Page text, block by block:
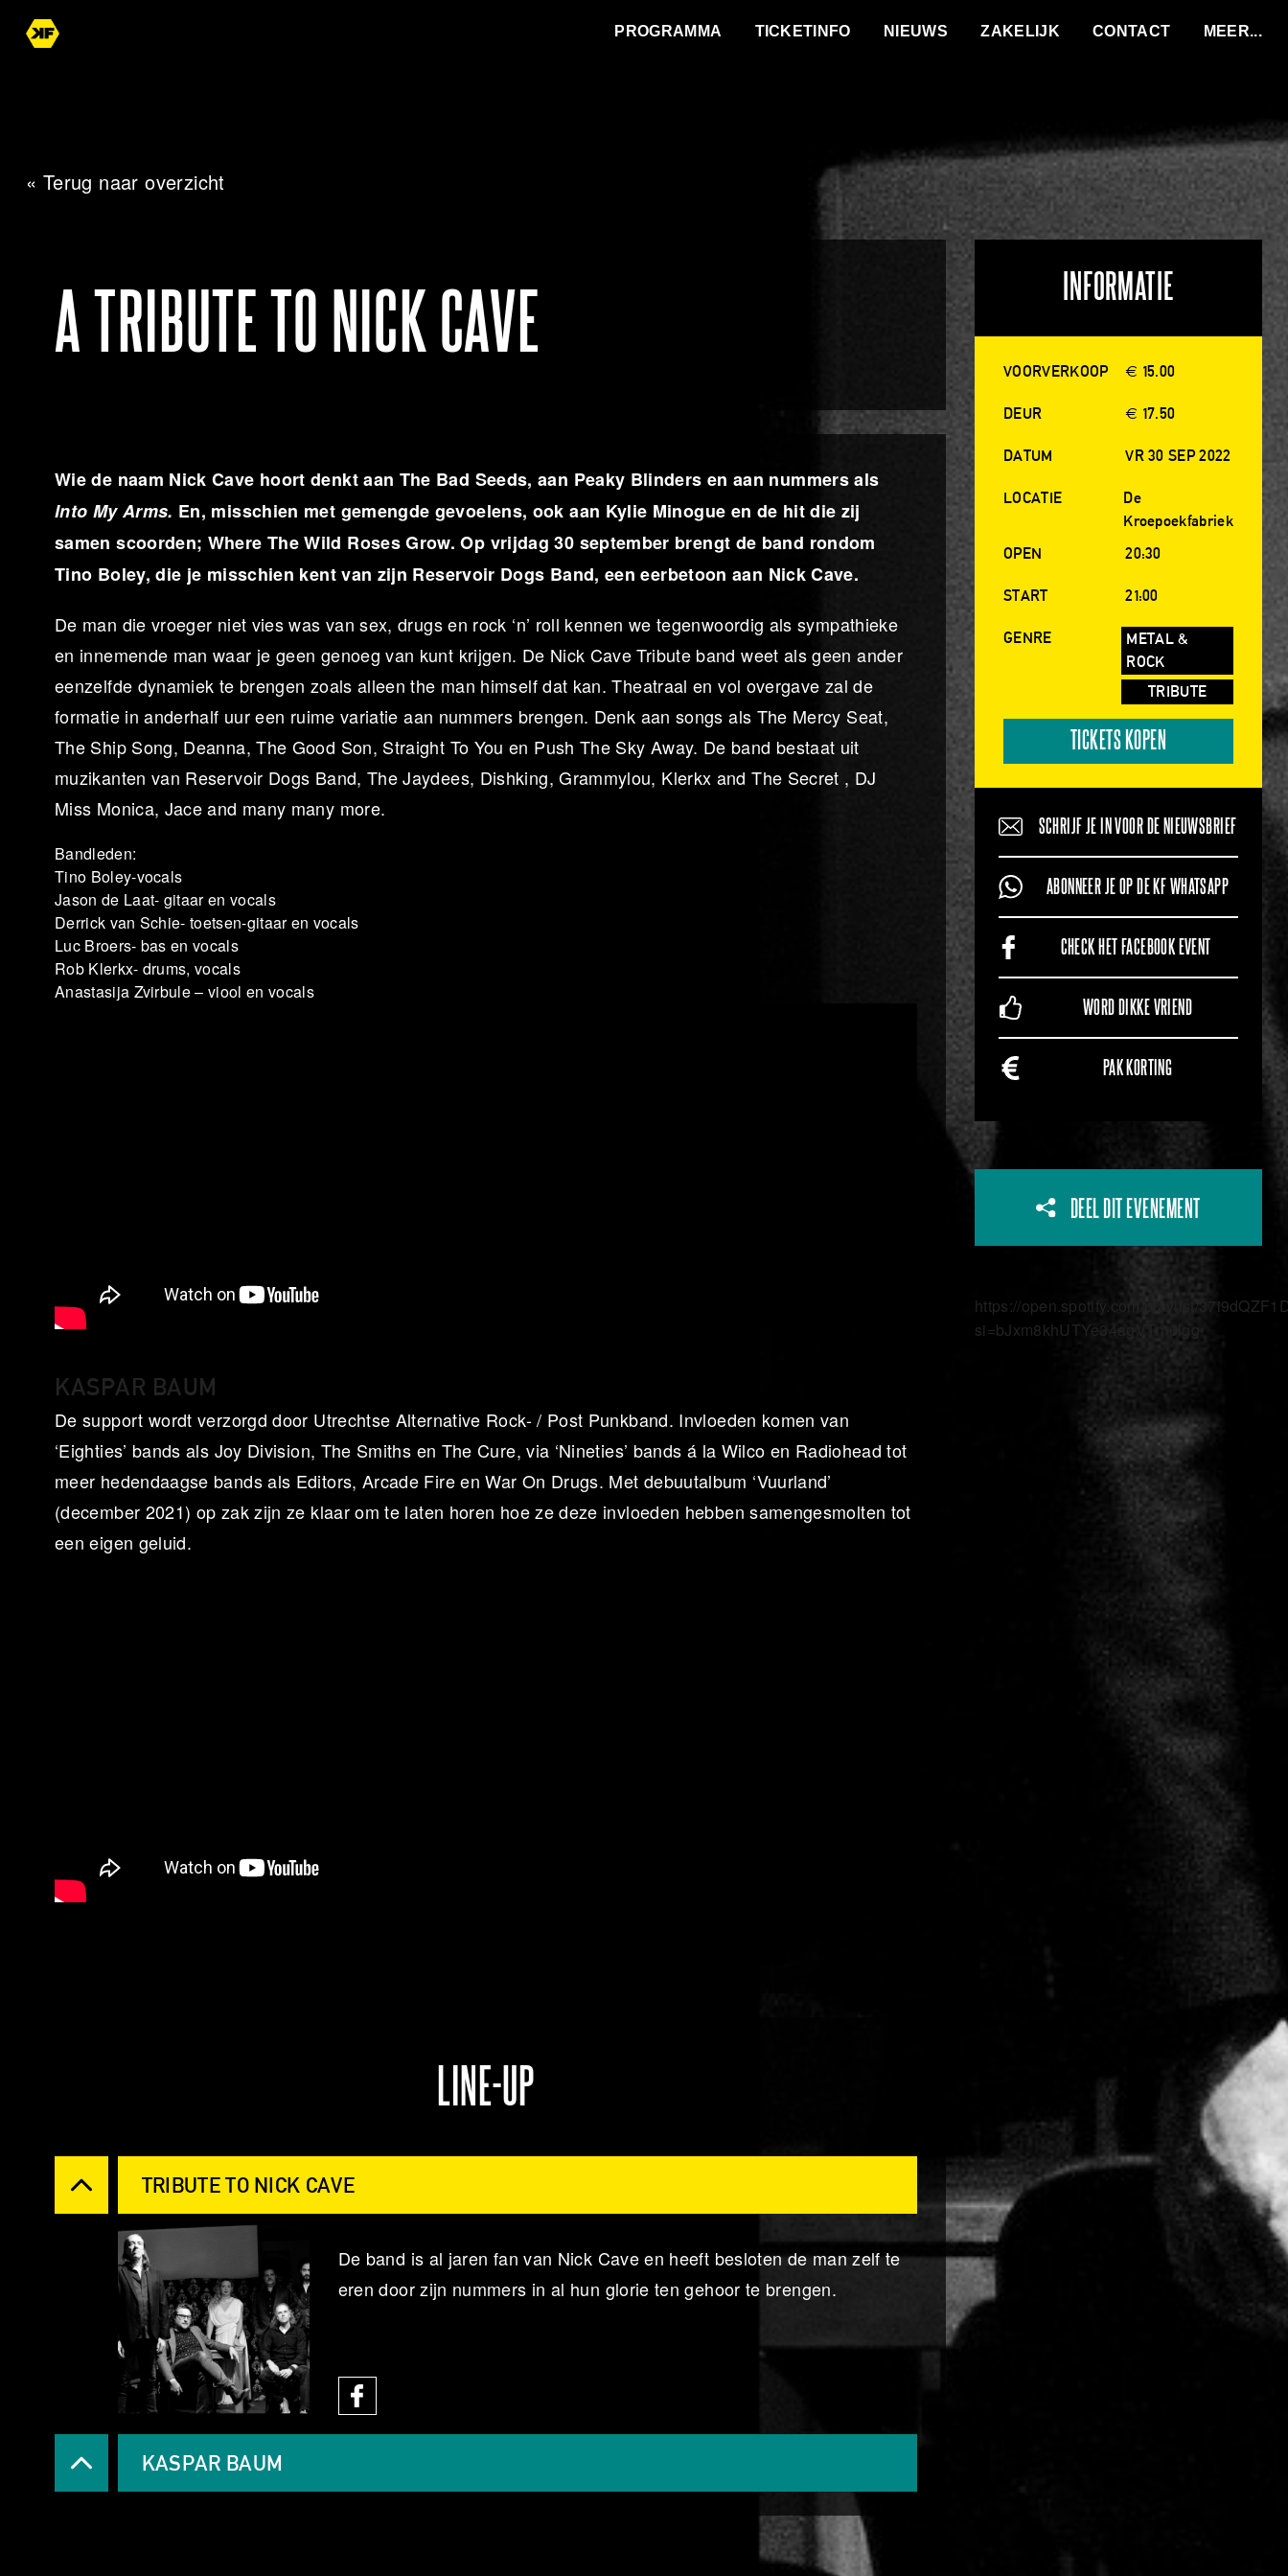
PROGRAMMA TICKETINFO NIEUWS ZAKELIJK CONTACT
« Terug naar overzicht
A TRIBUTE TO NICK CAVE
Wie de naam Nick Cave hoort denkt aan The Bad Seeds, aan Peaky Blinders en aan nummers als
Into My Arms. En, misschien met gemengde gevoelens, ook aan Kylie Minogue en de hit die zij
samen scoorden; Where The Wild Roses Grow. Op vrijdag 30 september brengt de band rondom
Tino Boley, die je misschien kent van zijn Reservoir Dogs Band, een eerbetoon aan Nick Cave.
De man die vroeger niet vies was van sex, drugs en rock ‘n’ roll kennen we tegenwoordig als sympathieke
en innemende man waar je geen genoeg van kunt krijgen. De Nick Cave Tribute band weet als geen ander
eenzelfde dynamiek te brengen zoals alleen the man himself dat kan. Theatraal en vol overgave zal de
formatie in anderhalf uur een ruime variatie aan nummers brengen. Denk aan songs als The Mercy Seat,
The Ship Song, Deanna, The Good Son, Straight To You en Push The Sky Away. De band bestaat uit
muzikanten van Reservoir Dogs Band, The Jaydees, Dishking, Grammylou, Klerkx and The Secret , DJ
Miss Monica, Jace and many many more.
Bandleden:
Tino Boley-vocals
Jason de Laat- gitaar en vocals
Derrick van Schie- toetsen-gitaar en vocals
Luc Broers- bas en vocals
Rob Klerkx- drums, vocals
Anastasija Zvirbule – viool en vocals
KASPAR BAUM
De support wordt verzorgd door Utrechtse Alternative Rock- / Post Punkband. Invloeden komen van
‘Eighties’ bands als Joy Division, The Smiths en The Cure, via ‘Nineties’ bands á la Wilco en Radiohead tot
meer hedendaagse bands als Editors, Arcade Fire en War On Drugs. Met debuutalbum ‘Vuurland’
(december 2021) op zak zijn ze klaar om te laten horen hoe ze deze invloeden hebben samengesmolten tot
een eigen geluid.
LINE-UP
TRIBUTE TO NICK CAVE
De band is al jaren fan van Nick Cave en heeft besloten de man zelf te
eren door zijn nummers in al hun glorie ten gehoor te brengen.
KASPAR BAUM
INFORMATIE
VOORVERKOOP € 15.00
DEUR € 17.50
DATUM VR 30 SEP 2022
LOCATIE
De
Kroepoekfabriek
OPEN
20:30
START 21:00
GENRE
METAL &
ROCK
TRIBUTE
TICKETS KOPEN
SCHRIJF JE IN VOOR DE NIEUWSBRIEF
ABONNEER JE OP DE KF WHATSAPP
CHECK HET FACEBOOK EVENT
WORD DIKKE VRIEND
PAK KORTING
DEEL DIT EVENEMENT
https://open.spotify.com/playlist/
si=bJxm8khUTYe34agVTm6lgg